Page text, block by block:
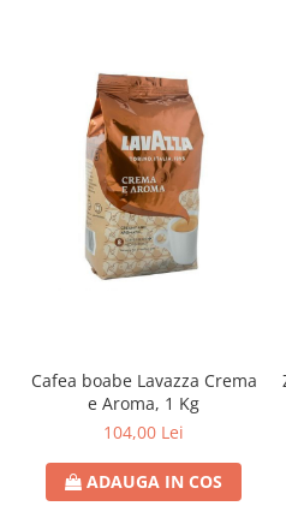
Cafea boabe Lavazza Crema
e Aroma, 1 Kg
104,00 Lei
ADAUGA IN COS